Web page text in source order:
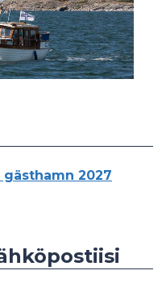
2027